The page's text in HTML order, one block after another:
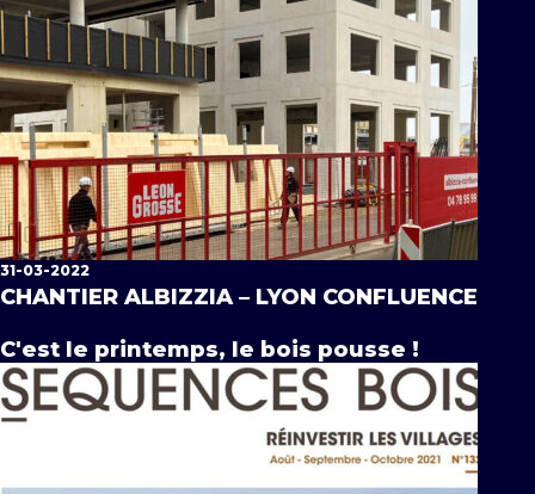
31-03-2022
CHANTIER ALBIZZIA – LYON CONFLUENCE
C'est le printemps, le bois pousse !